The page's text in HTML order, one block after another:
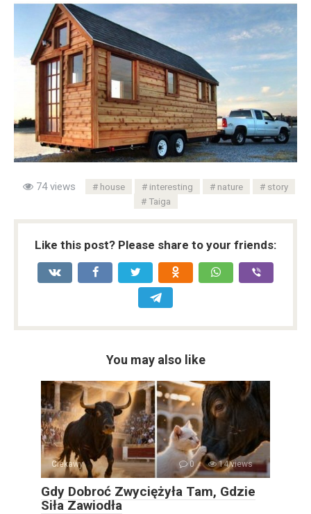
74 views house interesting nature
story
Taiga
Like this post? Please share to your friends:
You may also like
Ciekawy 0 14 views
Gdy Dobroć Zwyciężyła Tam, Gdzie
Siła Zawiodła